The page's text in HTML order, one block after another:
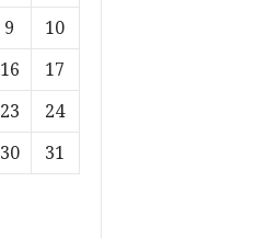
9
10
16
17
23
24
30
31